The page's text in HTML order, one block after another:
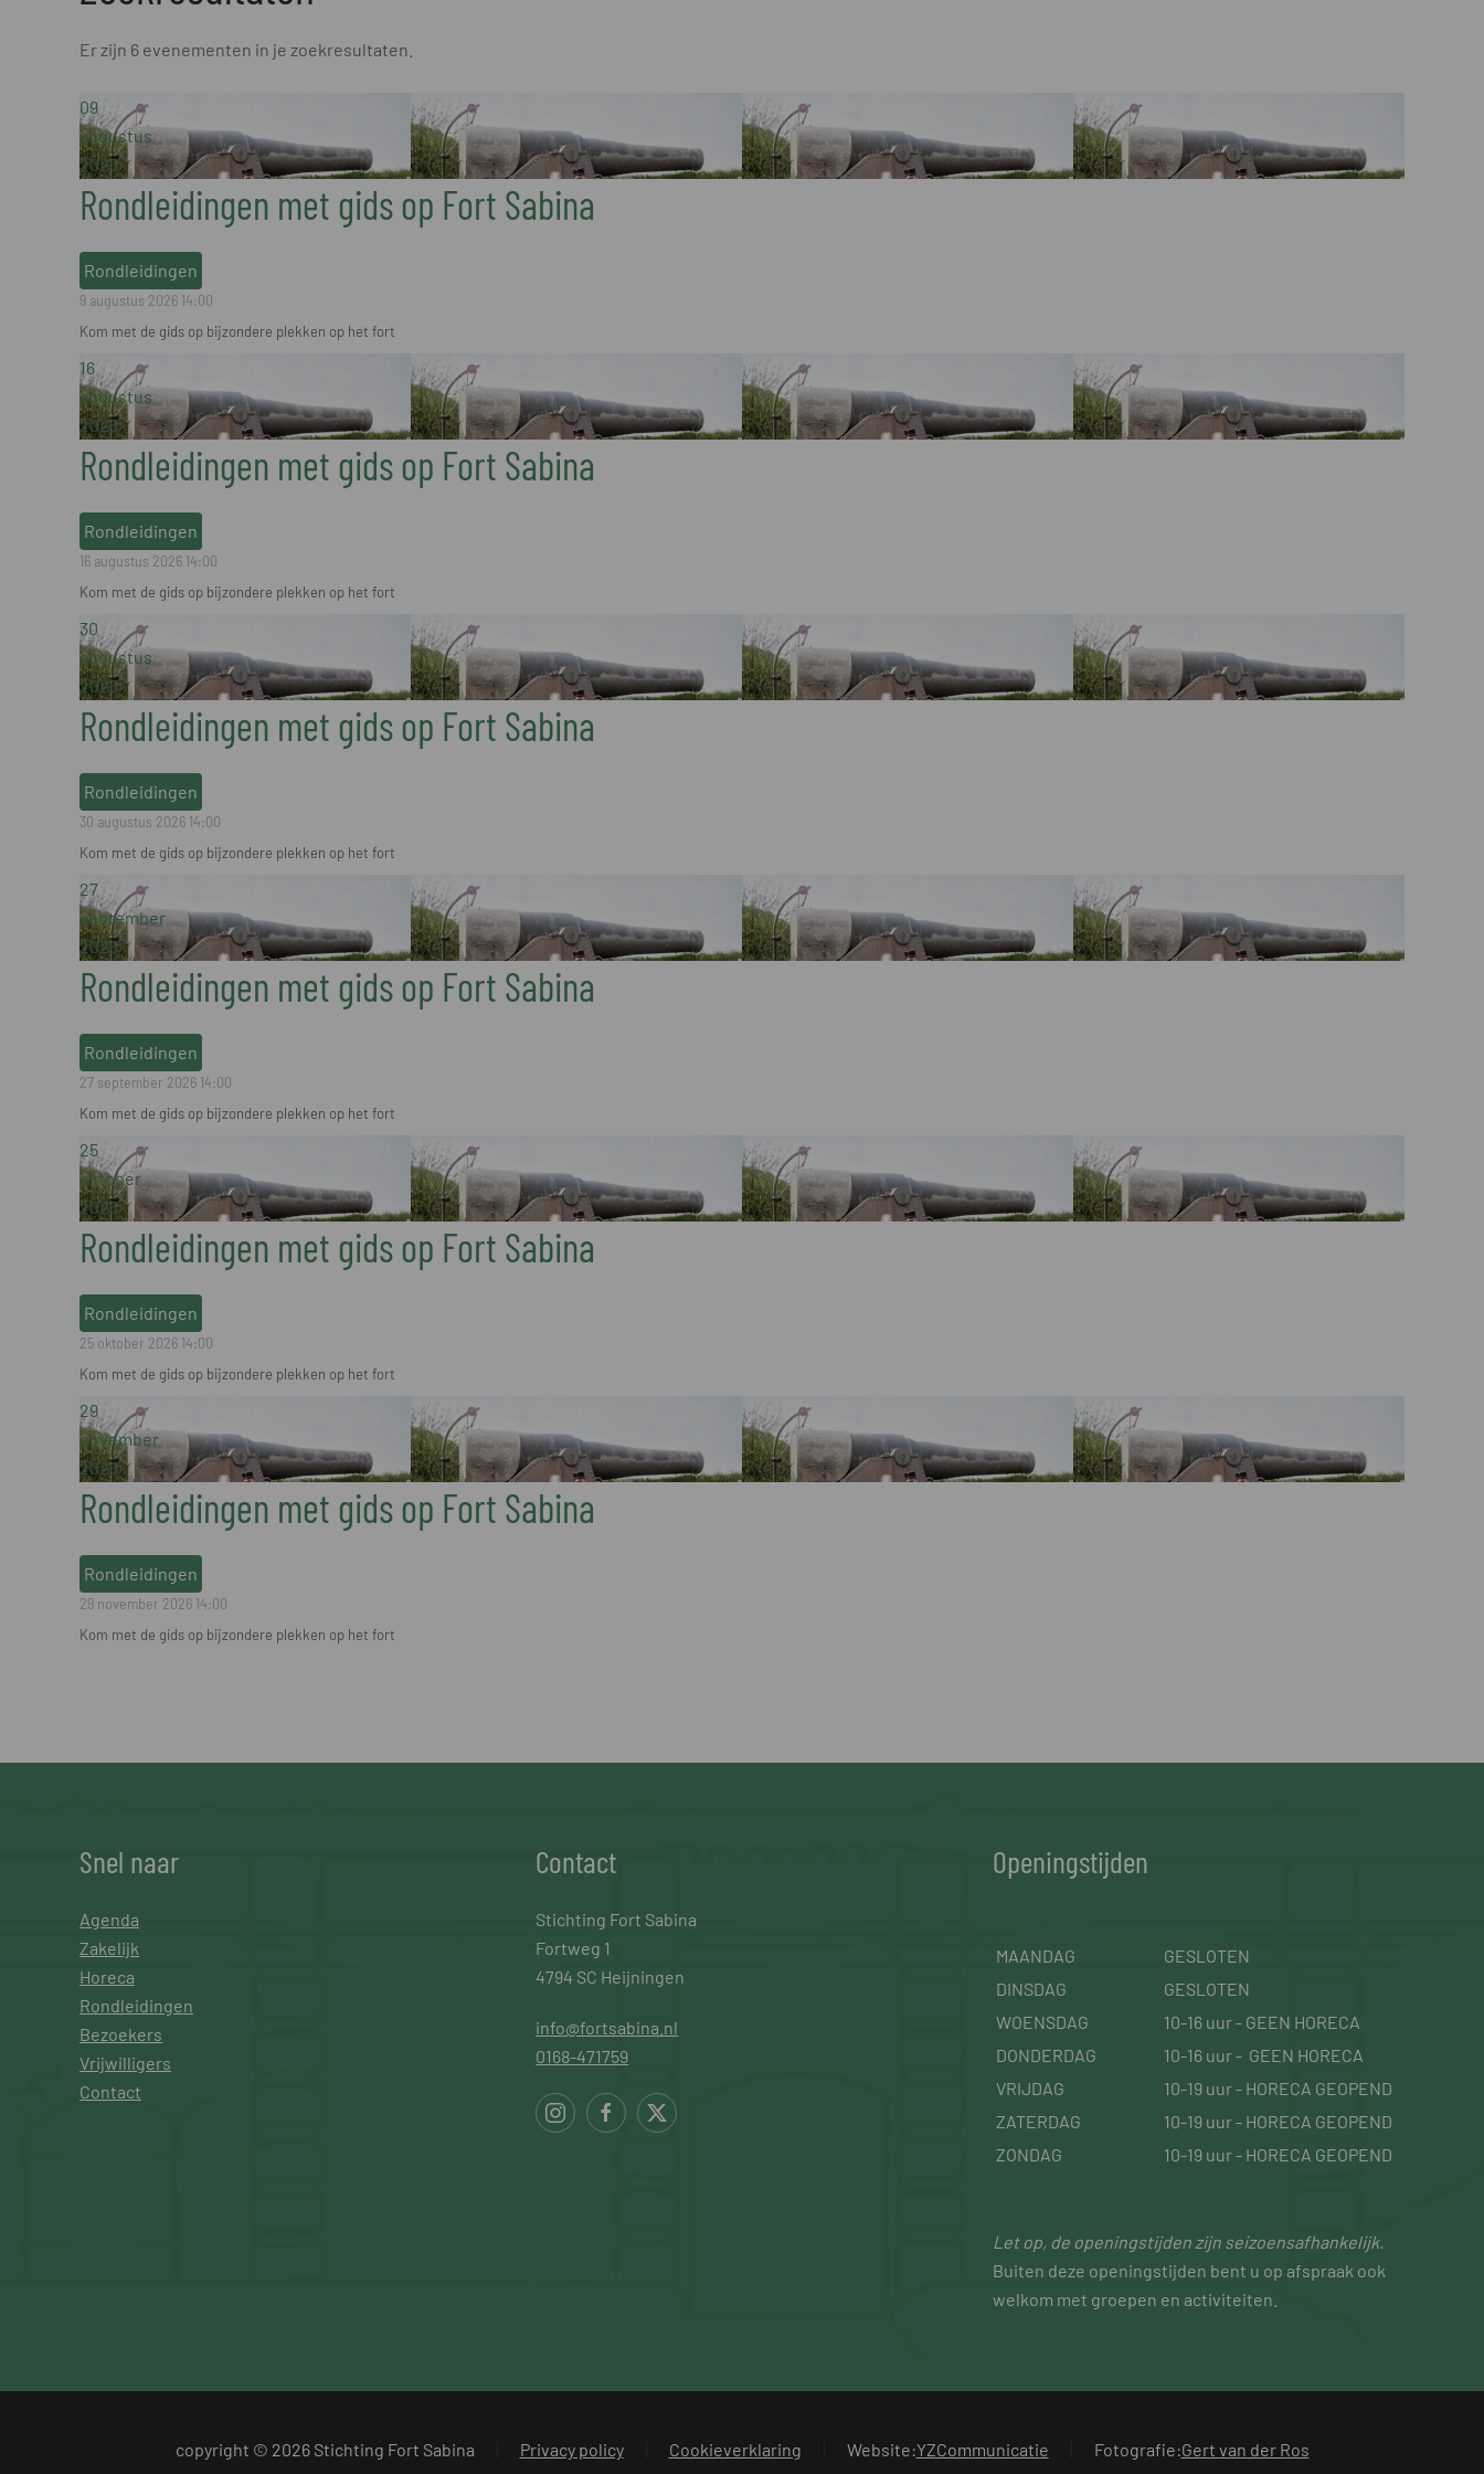
Er zijn 6 evenementen in je zoekresultaten.
09
augustus
2026
Rondleidingen met gids op Fort Sabina
Rondleidingen
9 augustus 2026 14:00
Kom met de gids op bijzondere plekken op het fort
16
augustus
2026
Rondleidingen met gids op Fort Sabina
Rondleidingen
16 augustus 2026 14:00
Kom met de gids op bijzondere plekken op het fort
30
augustus
2026
Rondleidingen met gids op Fort Sabina
Rondleidingen
30 augustus 2026 14:00
Kom met de gids op bijzondere plekken op het fort
27
september
2026
Rondleidingen met gids op Fort Sabina
Rondleidingen
27 september 2026 14:00
Kom met de gids op bijzondere plekken op het fort
25
oktober
2026
Rondleidingen met gids op Fort Sabina
Rondleidingen
25 oktober 2026 14:00
Kom met de gids op bijzondere plekken op het fort
29
november
2026
Rondleidingen met gids op Fort Sabina
Rondleidingen
29 november 2026 14:00
Kom met de gids op bijzondere plekken op het fort
Snel naar
Agenda
Zakelijk
Horeca
Rondleidingen
Bezoekers
Vrijwilligers
Contact
Contact
Stichting Fort Sabina
Fortweg 1
4794 SC Heijningen
info@fortsabina.nl
0168-471759
Openingstijden
MAANDAG
GESLOTEN
DINSDAG
GESLOTEN
WOENSDAG
10-16 uur - GEEN HORECA
DONDERDAG
10-16 uur - GEEN HORECA
VRIJDAG
10-19 uur - HORECA GEOPEND
ZATERDAG
10-19 uur - HORECA GEOPEND
ZONDAG
10-19 uur - HORECA GEOPEND
Let op, de openingstijden zijn seizoensafhankelijk.
Buiten deze openingstijden bent u op afspraak ook
welkom met groepen en activiteiten.
copyright © 2026 Stichting Fort Sabina Privacy policy Cookieverklaring Website:YZCommunicatie Fotografie:Gert van der Ros